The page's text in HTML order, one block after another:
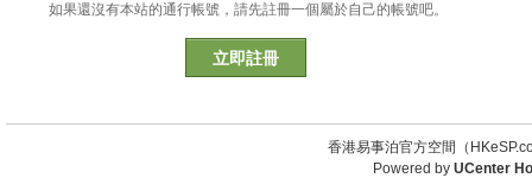
如果還沒有本站的通行帳號，請先註冊一個屬於自己的帳號吧。
立即註冊
香港易事泊官方空間（
Powered by UCenter